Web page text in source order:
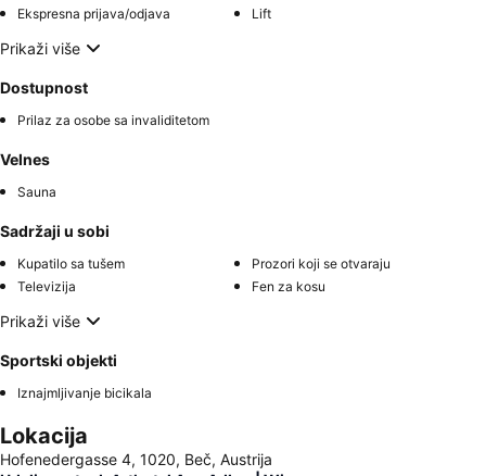
Ekspresna prijava/odjava
Lift
Prikaži više
Dostupnost
Prilaz za osobe sa invaliditetom
Velnes
Sauna
Sadržaji u sobi
Kupatilo sa tušem
Prozori koji se otvaraju
Televizija
Fen za kosu
Prikaži više
Sportski objekti
Iznajmljivanje bicikala
Lokacija
Hofenedergasse 4, 1020, Beč, Austrija